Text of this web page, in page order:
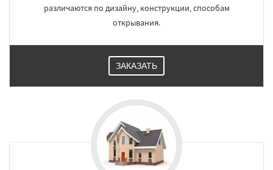
различаются по дизайну, конструкции, способам
открывания.
ЗАКАЗАТЬ